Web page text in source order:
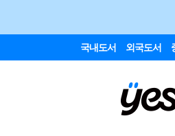
국내도서 외국도서